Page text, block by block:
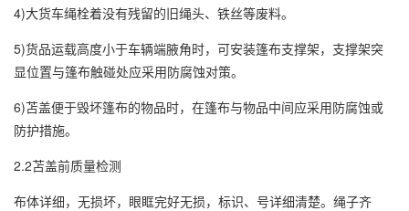
4)大货车绳栓着没有残留的旧绳头、铁丝等废料。
5)货品运载高度小于车辆端腋角时，可安装篷布支撑架，支撑架突
显位置与篷布触碰处应采用防腐蚀对策。
6)苫盖便于毁坏篷布的物品时，在篷布与物品中间应采用防腐蚀或
防护措施。
2.2苫盖前质量检测
布体详细，无损坏，眼眶完好无损，标识、号详细清楚。绳子齐